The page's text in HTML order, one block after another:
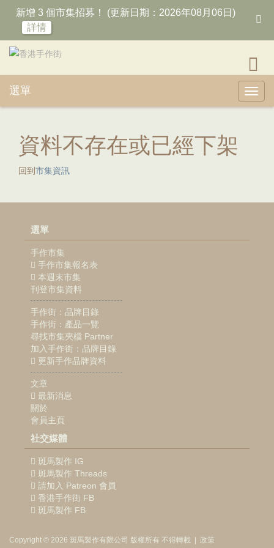
新增 3 個市集招募！ (更新日期：2026年08月06日)
詳情
選單
資料不存在或已經下架
回到 市集資訊
選單
手作市集
手作市集報名表
本週末市集
刊登市集資料
手作街：品牌目錄
手作街：產品一覽
尋找市集夾檔 Partner
加入手作街：品牌目錄
更新手作品牌資料
文章
最新消息
關於
會員主頁
社交媒體
斑馬製作 IG
斑馬製作 Threads
請加入 Patreon 會員
香港手作街 FB
斑馬製作 FB
Copyright © 2026 斑馬製作有限公司 版權所有 不得轉載 政策